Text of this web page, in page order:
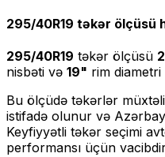
295/40R19 təkər ölçüsü
295/40R19 təkər ölçüsü
nisbəti və 19" rim
Bu ölçüdə təkərlər
istifadə olunur və
Keyfiyyətli təkər seçimi
performansı üçün